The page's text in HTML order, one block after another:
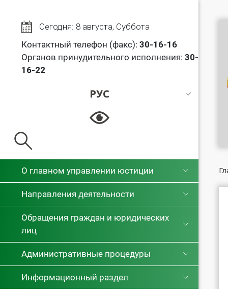
Сегодня: 8 августа, Суббота
Контактный телефон (факс): 30-16-16
Органов принудительного исполнения: 30-
16-22
РУС
РУС
О главном управлении юстиции
Направления деятельности
Обращения граждан и юридических
лиц
Административные процедуры
Информационный раздел